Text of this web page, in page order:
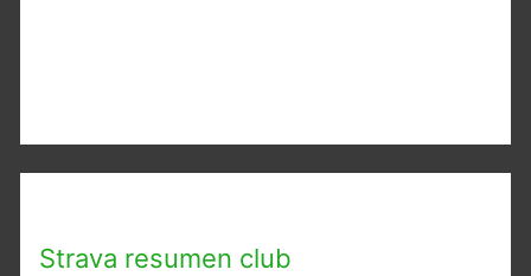
Strava resumen club